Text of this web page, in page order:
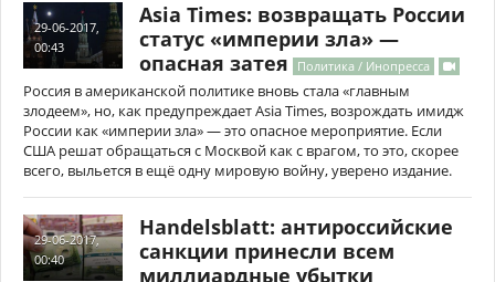
29-06-2017,
00:43
Asia Times: возвращать России
статус «империи зла» —
опасная затея
Политика / Инопресса
Россия в американской политике вновь стала «главным
злодеем», но, как предупреждает Asia Times, возрождать имидж
России как «империи зла» — это опасное мероприятие. Если
США решат обращаться с Москвой как с врагом, то это, скорее
всего, выльется в ещё одну мировую войну, уверено издание.
29-06-2017,
00:40
Handelsblatt: антироссийские
санкции принесли всем
миллиардные убытки